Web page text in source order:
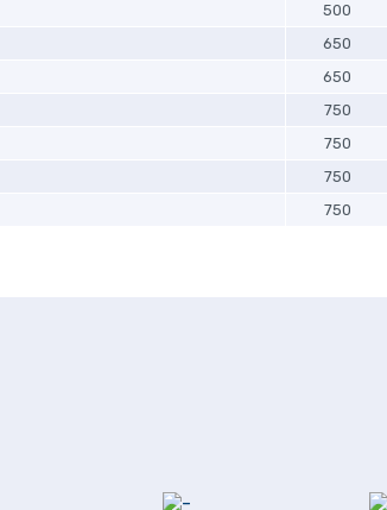
500
650
650
750
750
750
750